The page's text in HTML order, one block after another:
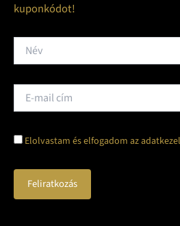
kuponkódot!
Elolvastam és elfogadom az